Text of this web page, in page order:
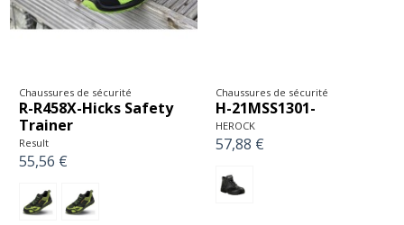
Chaussures de sécurité
R-R458X-Hicks Safety
Trainer
Result
55,56 €
Chaussures de sécurité
H-21MSS1301-
HEROCK
57,88 €